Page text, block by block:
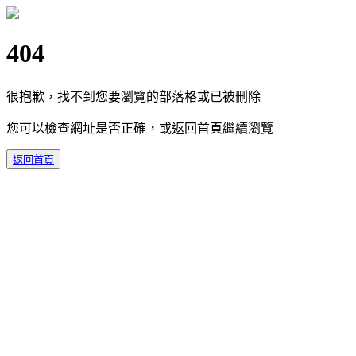
404
很抱歉，找不到您要瀏覽的部落格或已被刪除
您可以檢查網址是否正確，或返回首頁繼續瀏覽
返回首頁